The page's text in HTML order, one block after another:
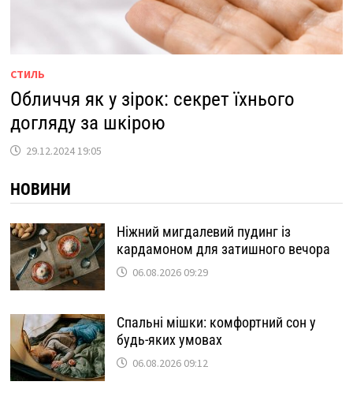
СТИЛЬ
Обличчя як у зірок: секрет їхнього
догляду за шкірою
29.12.2024 19:05
НОВИНИ
Ніжний мигдалевий пудинг із
кардамоном для затишного вечора
06.08.2026 09:29
Спальні мішки: комфортний сон у
будь-яких умовах
06.08.2026 09:12